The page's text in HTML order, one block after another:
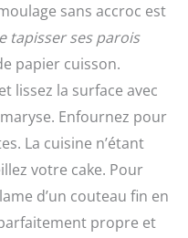
sans accroc est
tapisser ses parois
papier cuisson.
lissez la surface avec
Enfournez pour
La cuisine n’étant
votre cake. Pour
d’un couteau fin en
propre et